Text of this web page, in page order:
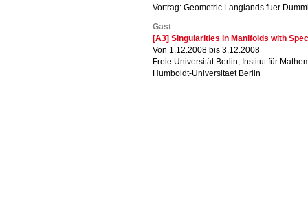
Vortrag: Geometric Langlands fuer
Gast
[A3] Singularities in Manifolds with
Von 1.12.2008 bis 3.12.2008
Freie Universität Berlin, Institut für
Humboldt-Universitaet Berlin